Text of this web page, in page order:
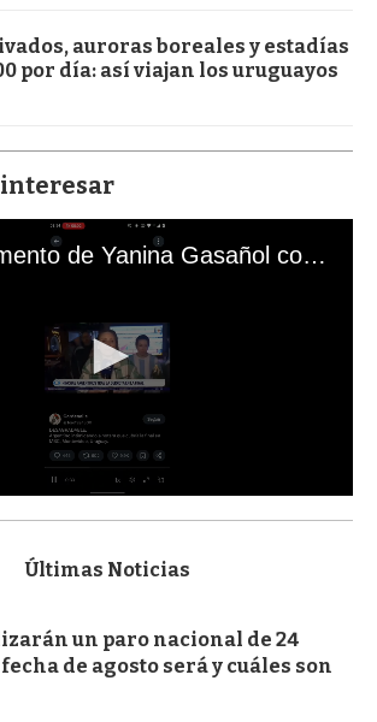
auroras boreales y estadías
por día: así viajan los uruguayos
interesar
El mal momento de Yanina Gasañol con un hincha argentino en "Subrayado"
Últimas Noticias
un paro nacional de 24
de agosto será y cuáles son